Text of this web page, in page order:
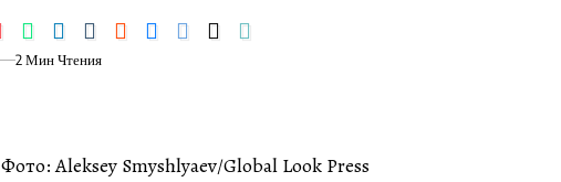
2 Мин Чтения
Фото: Aleksey Smyshlyaev/Global Look Press